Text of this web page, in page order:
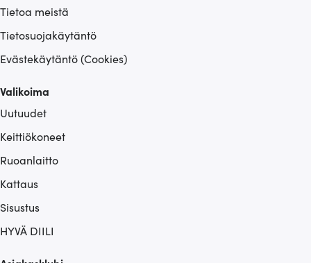
Tietoa meistä
Tietosuojakäytäntö
Evästekäytäntö (Cookies)
Valikoima
Uutuudet
Keittiökoneet
Ruoanlaitto
Kattaus
Sisustus
HYVÄ DIILI